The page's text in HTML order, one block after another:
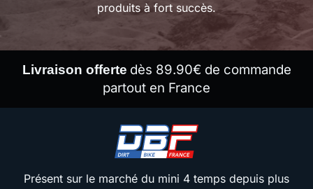
produits à fort succès.
Livraison offerte dès 89.90€ de commande
partout en France
Présent sur le marché du mini 4 temps depuis plus